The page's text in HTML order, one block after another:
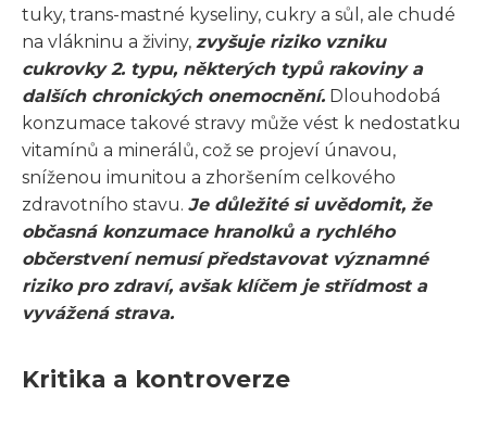
tuky, trans-mastné kyseliny, cukry a sůl, ale chudé
na vlákninu a živiny, zvyšuje riziko vzniku
cukrovky 2. typu, některých typů rakoviny a
dalších chronických onemocnění. Dlouhodobá
konzumace takové stravy může vést k nedostatku
vitamínů a minerálů, což se projeví únavou,
sníženou imunitou a zhoršením celkového
zdravotního stavu. Je důležité si uvědomit, že
občasná konzumace hranolků a rychlého
občerstvení nemusí představovat významné
riziko pro zdraví, avšak klíčem je střídmost a
vyvážená strava.
Kritika a kontroverze